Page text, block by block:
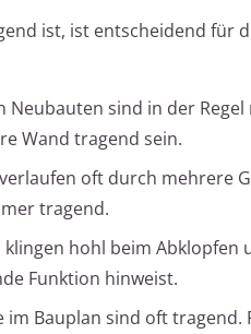
ist, ist entscheidend für
Neubauten sind in der
Wand tragend sein.
oft durch mehrere
tragend.
klingen hohl beim
Funktion hinweist.
im Bauplan sind oft